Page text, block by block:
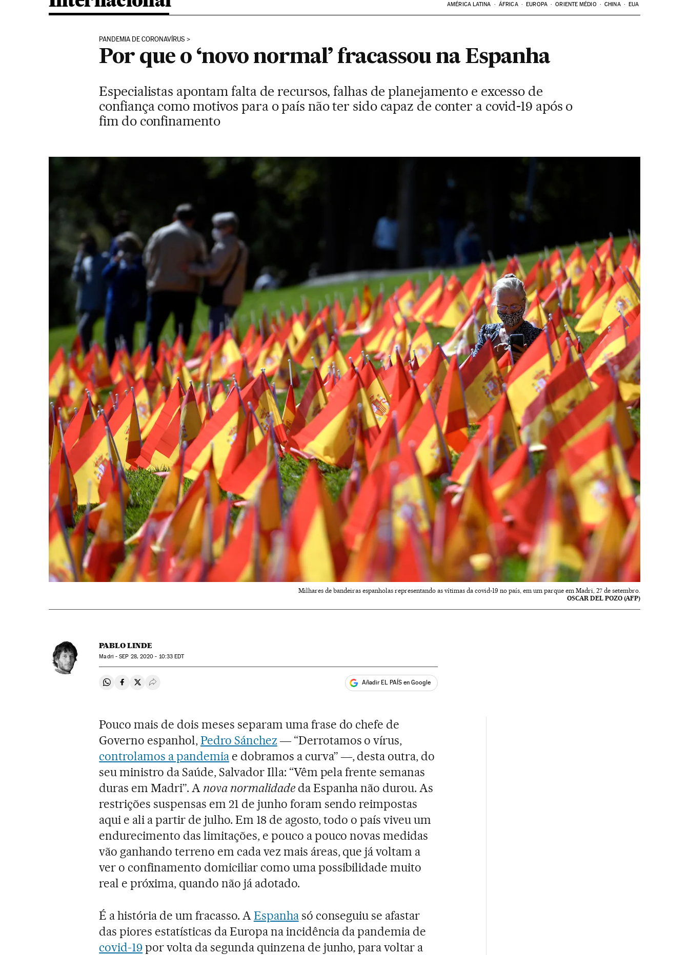
AMÉRICA LATINA ÁFRICA EUROPA ORIENTE MÉDIO CHINA EUA
PANDEMIA DE CORONAVÍRUS
Por que o ‘novo normal’ fracassou na Espanha
Especialistas apontam falta de recursos, falhas de planejamento e excesso de
confiança como motivos para o país não ter sido capaz de conter a covid-19 após o
fim do confinamento
Milhares de bandeiras espanholas representando as vítimas da covid-19 no país, em um parque em Madri, 27 de setembro.
OSCAR DEL POZO (AFP)
PABLO LINDE
Madri -SEP 28, 2020 - 10:33 EDT
Compartir en Whatsapp
Compartir en Facebook
Compartir en Twitter
Desplegar Redes Sociales Añadir EL PAÍS en Google
Pouco mais de dois meses separam uma frase do chefe de
Governo espanhol,Pedro Sánchez― “Derrotamos o vírus,
controlamos a pandemiae dobramos a curva” ―, desta outra, do
seu ministro da Saúde, Salvador Illa: “Vêm pela frente semanas
duras em Madri”. A nova normalidadeda Espanha não durou. As
restrições suspensas em 21 de junho foram sendo reimpostas
aqui e ali a partir de julho. Em 18 de agosto, todo o país viveu um
endurecimento das limitações, e pouco a pouco novas medidas
vão ganhando terreno em cada vez mais áreas, que já voltam a
ver o confinamento domiciliar como uma possibilidade muito
real e próxima, quando não já adotado.
É a história de um fracasso. AEspanhasó conseguiu se afastar
das piores estatísticas da Europa na incidência da pandemia de
covid-19 por volta da segunda quinzena de junho, para voltar a